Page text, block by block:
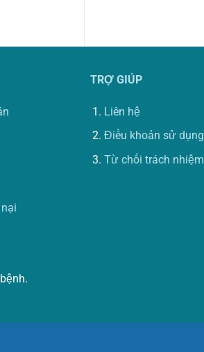
TRỢ GIÚP
Liên hệ
Điều khoản sử dụng
Từ chối trách nhiệm